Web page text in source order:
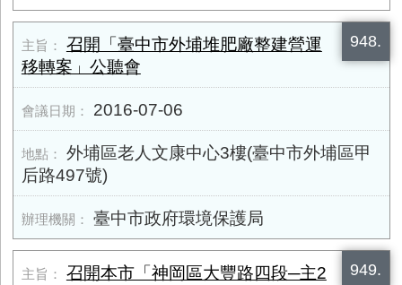
948.
召開「臺中市外埔堆肥廠整建營運
移轉案」公聽會
2016-07-06
外埔區老人文康中心3樓(臺中市外埔區甲
后路497號)
臺中市政府環境保護局
949.
召開本市「神岡區大豐路四段─主2